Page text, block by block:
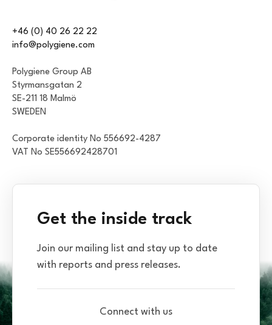
+46 (0) 40 26 22 22
info@polygiene.com
Polygiene Group AB
Styrmansgatan 2
SE-211 18 Malmö
SWEDEN
Corporate identity No 556692-4287
VAT No SE556692428701
Get the inside track
Join our mailing list and stay up to date
with reports and press releases.
Connect with us